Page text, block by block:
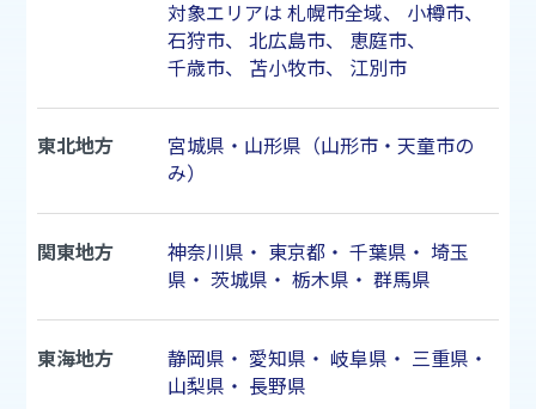
対象エリアは 札幌市全域、 小樽市、
石狩市、 北広島市、 恵庭市、
千歳市、 苫小牧市、 江別市
東北地方
宮城県・山形県（山形市・天童市の
み）
関東地方 神奈川県 ・ 東京都・ 千葉県 ・ 埼玉
県 ・ 茨城県 ・ 栃木県 ・ 群馬県
東海地方 静岡県 ・ 愛知県 ・ 岐阜県 ・ 三重県 ・
山梨県 ・ 長野県